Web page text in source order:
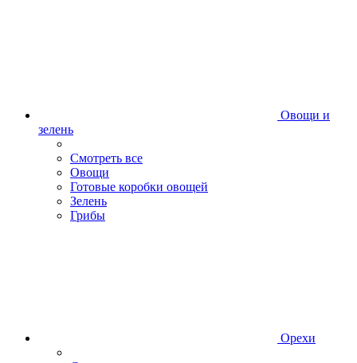
Овощи и
зелень
Смотреть все
Овощи
Готовые коробки овощей
Зелень
Грибы
Орехи